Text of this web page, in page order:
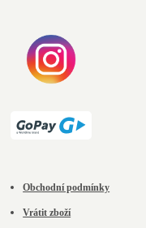
Obchodní podmínky
Vrátit zboží